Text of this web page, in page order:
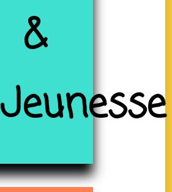
&
Jeunesse